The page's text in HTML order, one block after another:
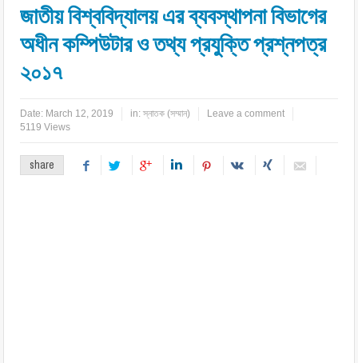
জাতীয় বিশ্ববিদ্যালয় এর ব্যবস্থাপনা বিভাগের
অধীন কম্পিউটার ও তথ্য প্রযুক্তি প্রশ্নপত্র
২০১৭
Date: March 12, 2019 in:স্নাতক (সম্মান)
Leave a comment
5119 Views
share